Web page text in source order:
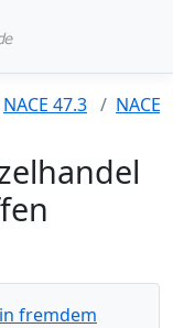
NACE 47.3 NACE
fremdem